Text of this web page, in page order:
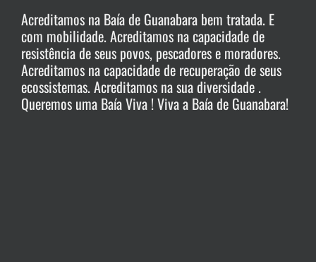
Acreditamos na Baía de Guanabara bem tratada. E
com mobilidade. Acreditamos na capacidade de
resistência de seus povos, pescadores e moradores.
Acreditamos na capacidade de recuperação de seus
ecossistemas. Acreditamos na sua diversidade .
Queremos uma Baía Viva ! Viva a Baía de Guanabara!